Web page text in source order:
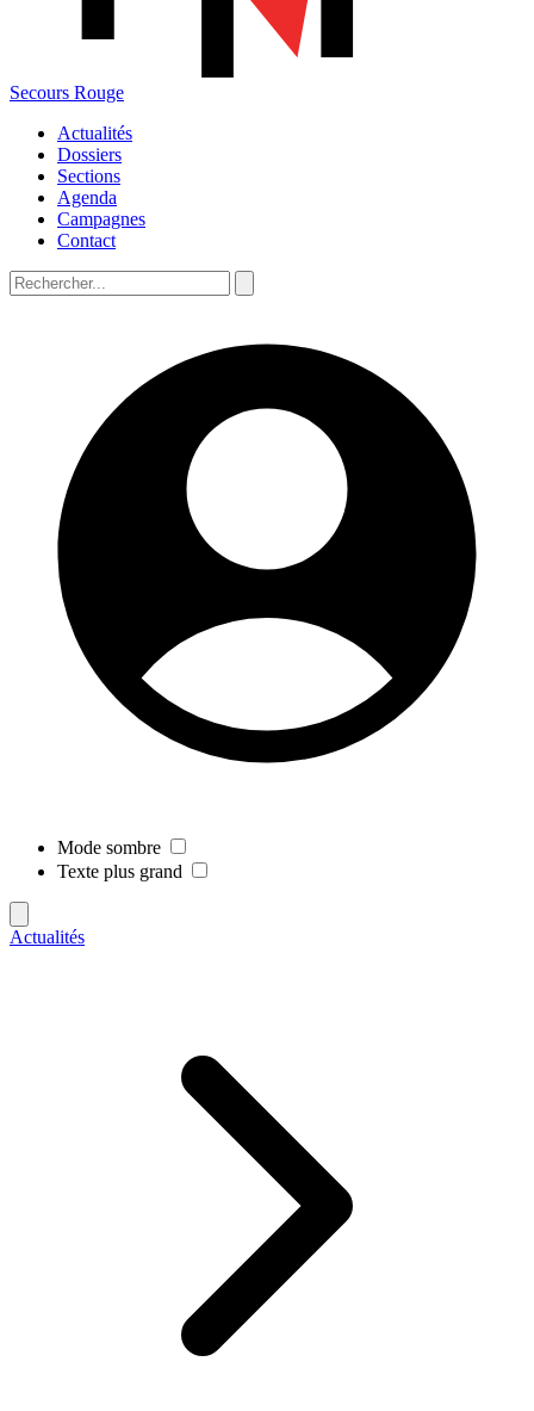
Secours Rouge
Actualités
Dossiers
Sections
Agenda
Campagnes
Contact
Mode sombre
Texte plus grand
Actualités